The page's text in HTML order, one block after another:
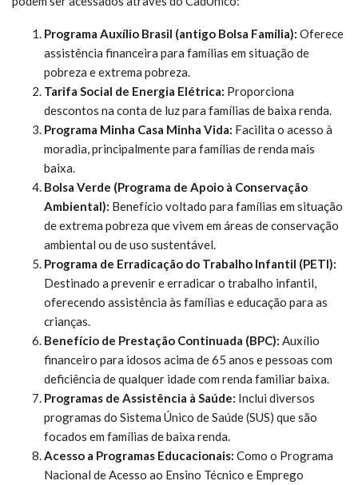
Programa Auxílio Brasil (antigo Bolsa Família): Oferece
assistência financeira para famílias em situação de
pobreza e extrema pobreza.
Tarifa Social de Energia Elétrica: Proporciona
descontos na conta de luz para famílias de baixa renda.
Programa Minha Casa Minha Vida: Facilita o acesso à
moradia, principalmente para famílias de renda mais
baixa.
Bolsa Verde (Programa de Apoio à Conservação
Ambiental): Benefício voltado para famílias em situação
de extrema pobreza que vivem em áreas de conservação
ambiental ou de uso sustentável.
Programa de Erradicação do Trabalho Infantil (PETI):
Destinado a prevenir e erradicar o trabalho infantil,
oferecendo assistência às famílias e educação para as
crianças.
Benefício de Prestação Continuada (BPC): Auxílio
financeiro para idosos acima de 65 anos e pessoas com
deficiência de qualquer idade com renda familiar baixa.
Programas de Assistência à Saúde: Inclui diversos
programas do Sistema Único de Saúde (SUS) que são
focados em famílias de baixa renda.
Acesso a Programas Educacionais: Como o Programa
Nacional de Acesso ao Ensino Técnico e Emprego